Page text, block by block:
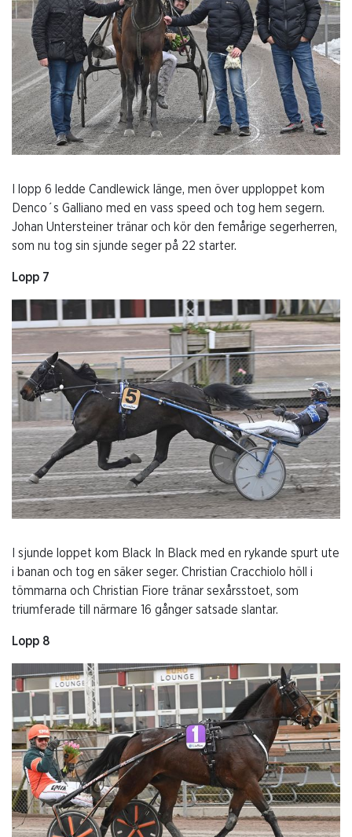
I lopp 6 ledde Candlewick länge, men över upploppet kom
Denco´s Galliano med en vass speed och tog hem segern.
Johan Untersteiner tränar och kör den femårige segerherren,
som nu tog sin sjunde seger på 22 starter.
Lopp 7
I sjunde loppet kom Black In Black med en rykande spurt ute
i banan och tog en säker seger. Christian Cracchiolo höll i
tömmarna och Christian Fiore tränar sexårsstoet, som
triumferade till närmare 16 gånger satsade slantar.
Lopp 8